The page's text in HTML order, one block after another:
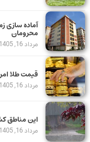
محرومان
مرداد 16, 1405
قیمت طلا امروز
مرداد 16, 1405
این مناطق
مرداد 16, 1405